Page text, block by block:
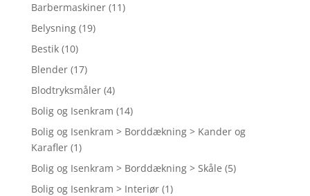
Barbermaskiner (11)
Belysning (19)
Bestik (10)
Blender (17)
Blodtryksmåler (4)
Bolig og Isenkram (14)
Bolig og Isenkram > Borddækning > Kander og
Karafler (1)
Bolig og Isenkram > Borddækning > Skåle (5)
Bolig og Isenkram > Interiør (1)